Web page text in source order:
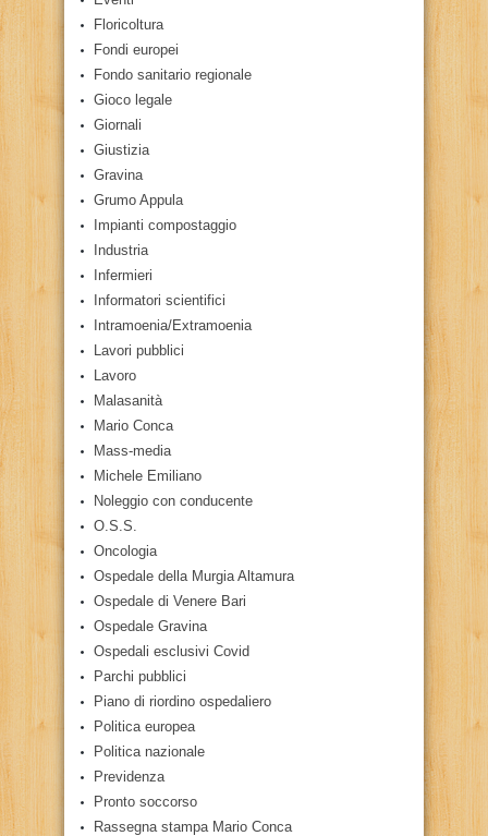
Floricoltura
Fondi europei
Fondo sanitario regionale
Gioco legale
Giornali
Giustizia
Gravina
Grumo Appula
Impianti compostaggio
Industria
Infermieri
Informatori scientifici
Intramoenia/Extramoenia
Lavori pubblici
Lavoro
Malasanità
Mario Conca
Mass-media
Michele Emiliano
Noleggio con conducente
O.S.S.
Oncologia
Ospedale della Murgia Altamura
Ospedale di Venere Bari
Ospedale Gravina
Ospedali esclusivi Covid
Parchi pubblici
Piano di riordino ospedaliero
Politica europea
Politica nazionale
Previdenza
Pronto soccorso
Rassegna stampa Mario Conca